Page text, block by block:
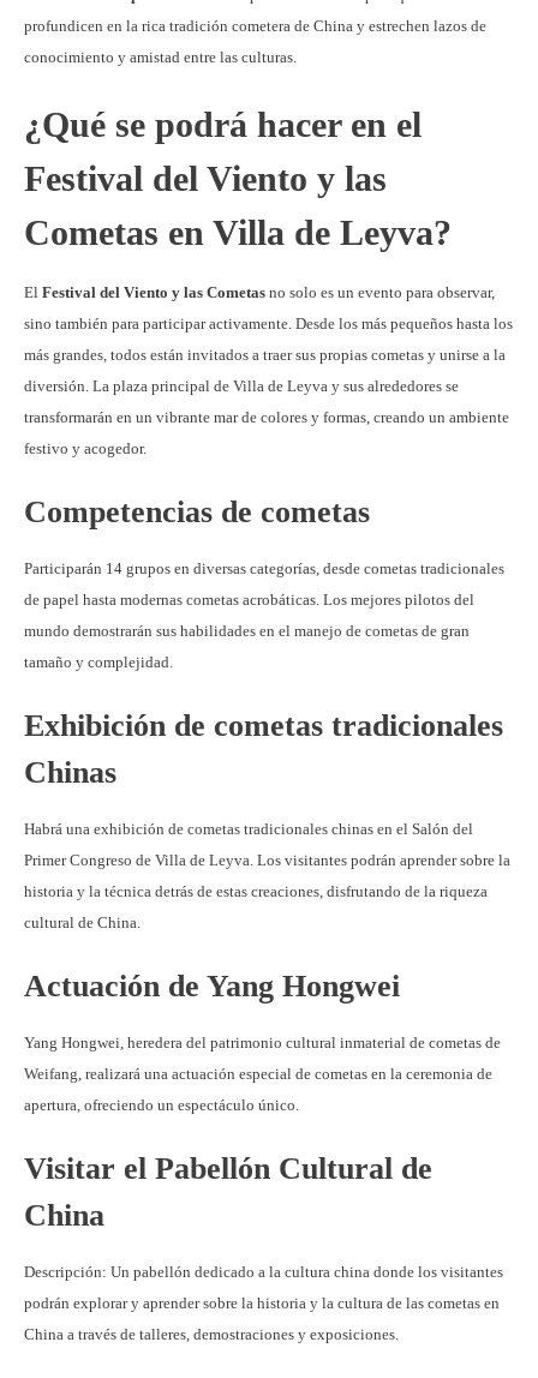
profundicen en la rica tradición cometera de China y estrechen lazos de
conocimiento y amistad entre las culturas.
¿Qué se podrá hacer en el
Festival del Viento y las
Cometas en Villa de Leyva?
El Festival del Viento y las Cometas no solo es un evento para observar,
sino también para participar activamente. Desde los más pequeños hasta los
más grandes, todos están invitados a traer sus propias cometas y unirse a la
diversión. La plaza principal de Villa de Leyva y sus alrededores se
transformarán en un vibrante mar de colores y formas, creando un ambiente
festivo y acogedor.
Competencias de cometas
Participarán 14 grupos en diversas categorías, desde cometas tradicionales
de papel hasta modernas cometas acrobáticas. Los mejores pilotos del
mundo demostrarán sus habilidades en el manejo de cometas de gran
tamaño y complejidad.
Exhibición de cometas tradicionales
Chinas
Habrá una exhibición de cometas tradicionales chinas en el Salón del
Primer Congreso de Villa de Leyva. Los visitantes podrán aprender sobre la
historia y la técnica detrás de estas creaciones, disfrutando de la riqueza
cultural de China.
Actuación de Yang Hongwei
Yang Hongwei, heredera del patrimonio cultural inmaterial de cometas de
Weifang, realizará una actuación especial de cometas en la ceremonia de
apertura, ofreciendo un espectáculo único.
Visitar el Pabellón Cultural de
China
Descripción: Un pabellón dedicado a la cultura china donde los visitantes
podrán explorar y aprender sobre la historia y la cultura de las cometas en
China a través de talleres, demostraciones y exposiciones.